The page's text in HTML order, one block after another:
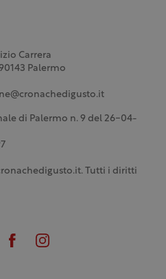
Carrera
Palermo
di Palermo n. 9 del 26-04-
Tutti i diritti